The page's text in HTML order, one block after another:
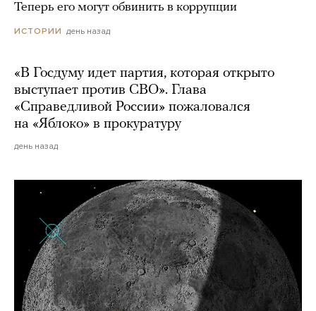
Теперь его могут обвинить в коррупции
ИСТОРИИ день назад
«В Госдуму идет партия, которая открыто
выступает против СВО». Глава
«Справедливой России» пожаловался
на «Яблоко» в прокуратуру
день назад